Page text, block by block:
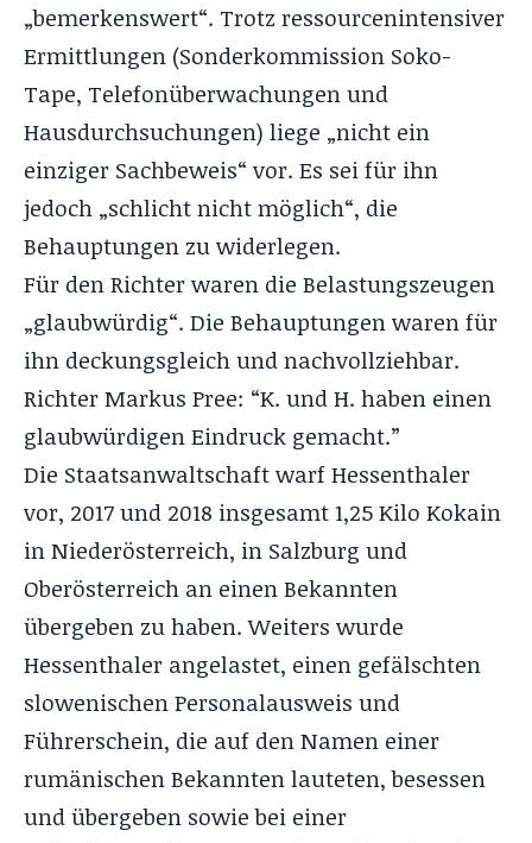
„bemerkenswert“. Trotz ressourcenintensiver
Ermittlungen (Sonderkommission Soko-
Tape, Telefonüberwachungen und
Hausdurchsuchungen) liege „nicht ein
einziger Sachbeweis“ vor. Es sei für ihn
jedoch „schlicht nicht möglich“, die
Behauptungen zu widerlegen.
Für den Richter waren die Belastungszeugen
„glaubwürdig“. Die Behauptungen waren für
ihn deckungsgleich und nachvollziehbar.
Richter Markus Pree: “K. und H. haben einen
glaubwürdigen Eindruck gemacht.”
Die Staatsanwaltschaft warf Hessenthaler
vor, 2017 und 2018 insgesamt 1,25 Kilo Kokain
in Niederösterreich, in Salzburg und
Oberösterreich an einen Bekannten
übergeben zu haben. Weiters wurde
Hessenthaler angelastet, einen gefälschten
slowenischen Personalausweis und
Führerschein, die auf den Namen einer
rumänischen Bekannten lauteten, besessen
und übergeben sowie bei einer